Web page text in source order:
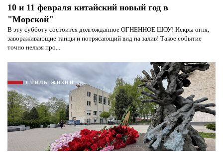
10 и 11 февраля китайский новый год в
"Морской"
В эту субботу состоится долгожданное ОГНЕННОЕ ШОУ! Искры огня,
завораживающие танцы и потрясающий вид на залив! ‍Такое событие
точно нельзя про...
СТИЛЬ ЖИЗНИ